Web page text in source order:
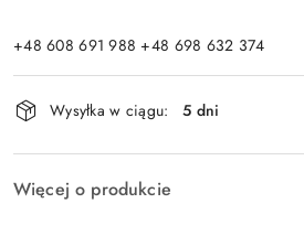
+48 608 691 988 +48 698 632 374
Dostępność
i
dostawa
Wysyłka w ciągu: 5 dni
Więcej o produkcie